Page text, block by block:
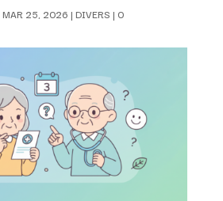
MAR 25, 2026 | DIVERS | 0